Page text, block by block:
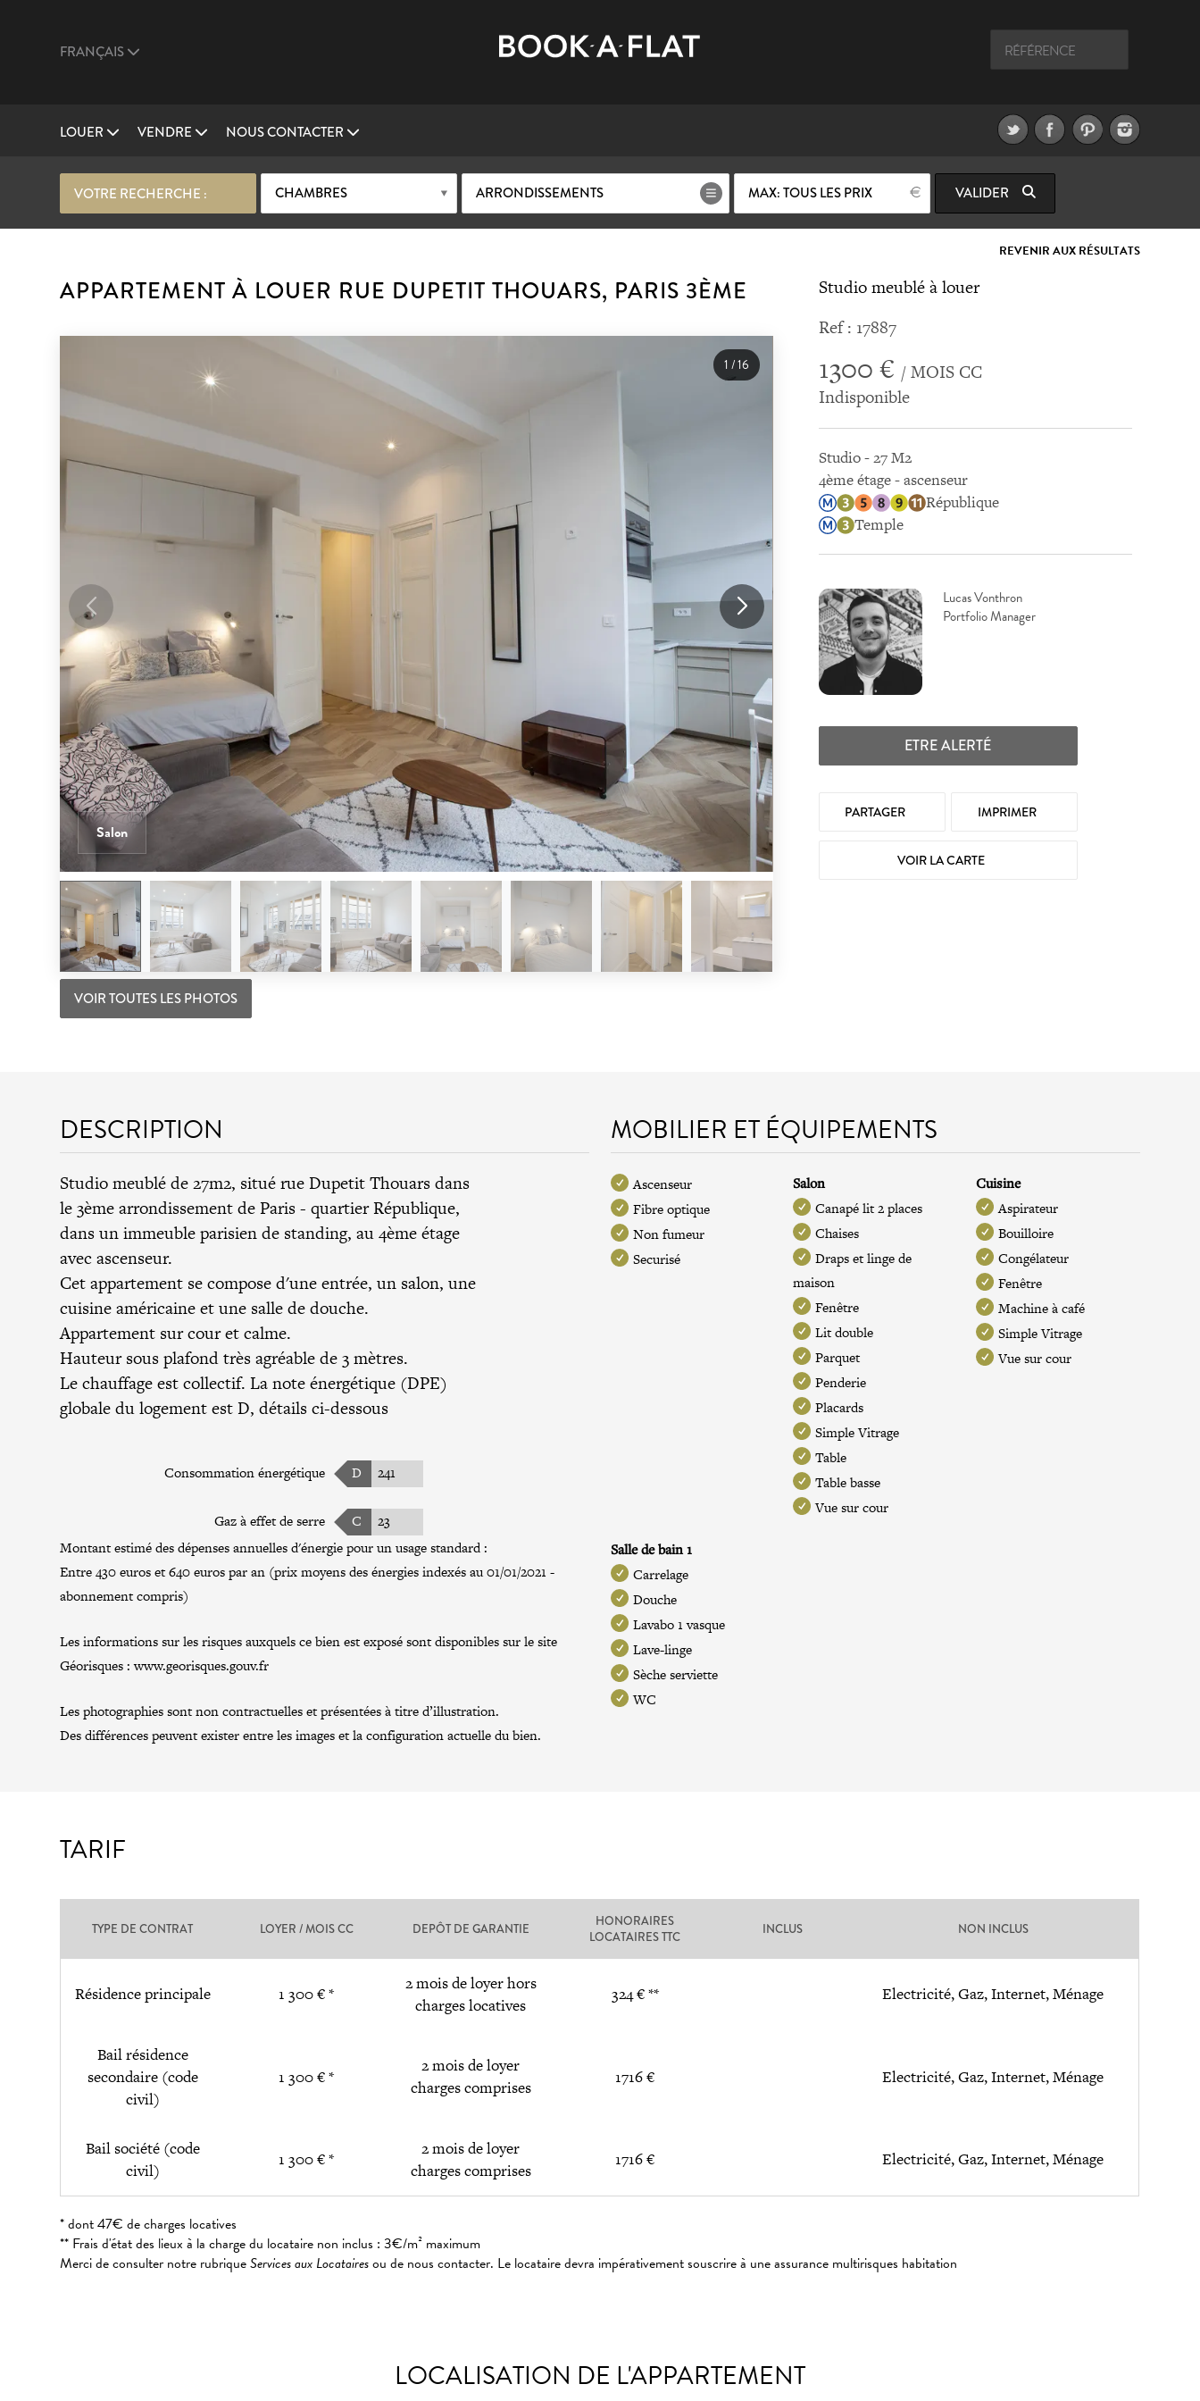
FRANÇAIS
LOUER VENDRE NOUS CONTACTER
VOTRE RECHERCHE : CHAMBRES ARRONDISSEMENTS MAX: TOUS LES PRIX VALIDER
REVENIR AUX RÉSULTATS
APPARTEMENT À LOUER RUE DUPETIT THOUARS, PARIS 3ÈME
Salon
1 /16
VOIR TOUTES LES PHOTOS
Studio meublé à louer
Ref : 17887
1300 € / MOIS CC
Indisponible
Studio - 27 M2
4ème étage - ascenseur
République
Temple
Lucas Vonthron
Portfolio Manager
ETRE ALERTÉ
PARTAGER IMPRIMER
VOIR LA CARTE
DESCRIPTION
Studio meublé de 27m2, situé rue Dupetit Thouars dans
le 3ème arrondissement de Paris - quartier République,
dans un immeuble parisien de standing, au 4ème étage
avec ascenseur.
Cet appartement se compose d'une entrée, un salon, une
cuisine américaine et une salle de douche.
Appartement sur cour et calme.
Hauteur sous plafond très agréable de 3 mètres.
Le chauffage est collectif. La note énergétique (DPE)
globale du logement est D, détails ci-dessous
Consommation énergétique D 241
Gaz à effet de serre C
23
Montant estimé des dépenses annuelles d'énergie pour un usage standard :
Entre 430 euros et 640 euros par an (prix moyens des énergies indexés au 01/01/2021 -
abonnement compris)
Les informations sur les risques auxquels ce bien est exposé sont disponibles sur le site
Géorisques :www.georisques.gouv.fr
Les photographies sont non contractuelles et présentées à titre d’illustration.
Des différences peuvent exister entre les images et la configuration actuelle du bien.
MOBILIER ET ÉQUIPEMENTS
Ascenseur
Fibre optique
Non fumeur
Securisé
Salon
Canapé lit 2 places
Chaises
Draps et linge de
maison
Fenêtre
Lit double
Parquet
Penderie
Placards
Simple Vitrage
Table
Table basse
Vue sur cour
Cuisine
Aspirateur
Bouilloire
Congélateur
Fenêtre
Machine à café
Simple Vitrage
Vue sur cour
Salle de bain 1
Carrelage
Douche
Lavabo 1 vasque
Lave-linge
Sèche serviette
WC
TARIF
TYPE DE CONTRAT LOYER / MOIS CC DEPÔT DE GARANTIE
HONORAIRES
LOCATAIRES TTC
INCLUS NON INCLUS
Résidence principale 1 300 € *
2 mois de loyer hors
charges locatives
324 € ** Electricité, Gaz, Internet, Ménage
Bail résidence
secondaire (code
civil)
1 300 € *
2 mois de loyer
charges comprises
1716 € Electricité, Gaz, Internet, Ménage
Bail société (code
civil)
1 300 € *
2 mois de loyer
charges comprises
1716 € Electricité, Gaz, Internet, Ménage
* dont 47€ de charges locatives
** Frais d'état des lieux à la charge du locataire non inclus : 3€/m² maximum
Merci de consulter notre rubriqueServices aux Locatairesou de nous contacter. Le locataire devra impérativement souscrire à une assurance multirisques habitation
LOCALISATION DE L'APPARTEMENT